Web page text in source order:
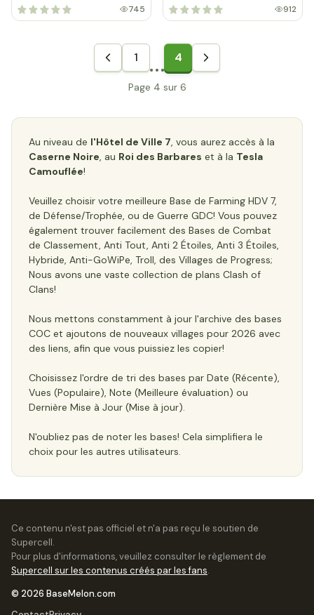
745 912
1 4
Page 4 sur 6
Au niveau de l'Hôtel de Ville 7, vous aurez accès à la
Caserne Noire, au Roi des Barbares et à la Tesla
Camouflée!
Veuillez choisir votre meilleure Base de Farming HDV 7,
de Défense/Trophée, ou de Guerre GDC! Vous pouvez
également trouver facilement des Bases de Combat
de Classement, Anti Tout, Anti 2 Étoiles, Anti 3 Étoiles,
Hybride, Anti-GoWiPe, Troll, des Villages de Progress;
Nous avons une vaste collection de plans Clash of
Clans!
Nous mettons constamment à jour l'archive des bases
COC et ajoutons de nouveaux villages pour 2026 avec
des liens, afin que vous puissiez les copier!
Choisissez l'ordre de tri des bases par Date (Récente),
Vues (Populaire), Note (Meilleure évaluation) ou
Dernière Mise à Jour (Mise à jour).
N'oubliez pas de noter les bases! Cela simplifiera le
choix pour les autres utilisateurs.
Ce contenu n'est pas officiel et n'a pas reçu le soutien de
Supercell.
Pour plus d'informations, veuillez consulter le règlement de
Supercell sur les contenus créés par les fans.
© 2026 BaseMelon.com